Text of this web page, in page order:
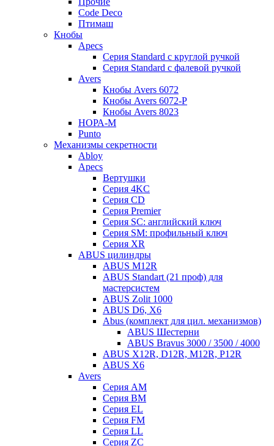
Code Deco
Птимаш
Кнобы
Apecs
Серия Standard с круглой ручкой
Серия Standard с фалевой ручкой
Avers
Кнобы Avers 6072
Кнобы Avers 6072-P
Кнобы Avers 8023
НОРА-М
Punto
Механизмы секретности
Abloy
Apecs
Вертушки
Серия 4KC
Серия CD
Серия Premier
Серия SC: английский ключ
Серия SM: профильный ключ
Серия XR
ABUS цилиндры
ABUS M12R
ABUS Standart (21 проф) для
мастерсистем
ABUS Zolit 1000
ABUS D6, X6
Abus (комплект для цил. механизмов)
ABUS Шестерни
ABUS Bravus 3000 / 3500 / 4000
ABUS X12R, D12R, M12R, P12R
ABUS X6
Avers
Серия AM
Серия BM
Серия EL
Серия FM
Серия LL
Серия ZC